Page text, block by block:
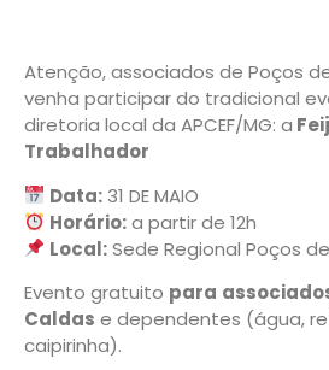
Atenção, associados de Poços
venha participar do tradicional
diretoria local da APCEF/MG: a
Trabalhador
Data: 31 DE MAIO
Horário:a partir de 12h
Local:Sede Regional Poços
Evento gratuito para
Caldas e dependentes (água,
caipirinha).